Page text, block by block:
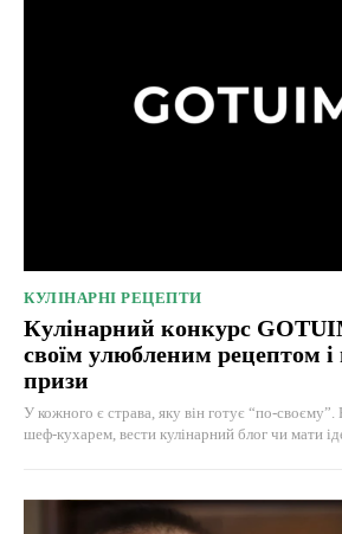
КУЛІНАРНІ РЕЦЕПТИ
Кулінарний конкурс
своїм улюбленим рецептом і
призи
У кожного є страва, яку він готує “по-своєму”.
шеф-кухарем, вести кулінарний блог чи мати